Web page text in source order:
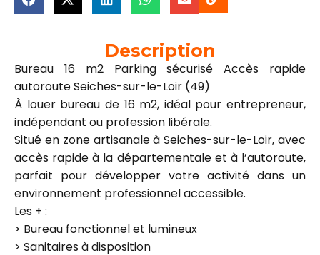
Description
Bureau 16 m2 Parking sécurisé Accès rapide
autoroute Seiches-sur-le-Loir (49)
À louer bureau de 16 m2, idéal pour entrepreneur,
indépendant ou profession libérale.
Situé en zone artisanale à Seiches-sur-le-Loir, avec
accès rapide à la départementale et à l’autoroute,
parfait pour développer votre activité dans un
environnement professionnel accessible.
Les + :
> Bureau fonctionnel et lumineux
> Sanitaires à disposition